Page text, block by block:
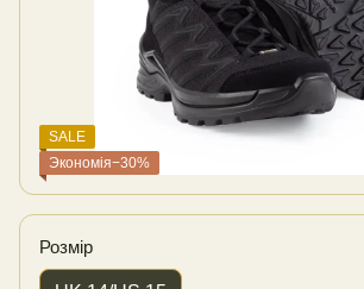
SALE
Экономія−30%
Розмір